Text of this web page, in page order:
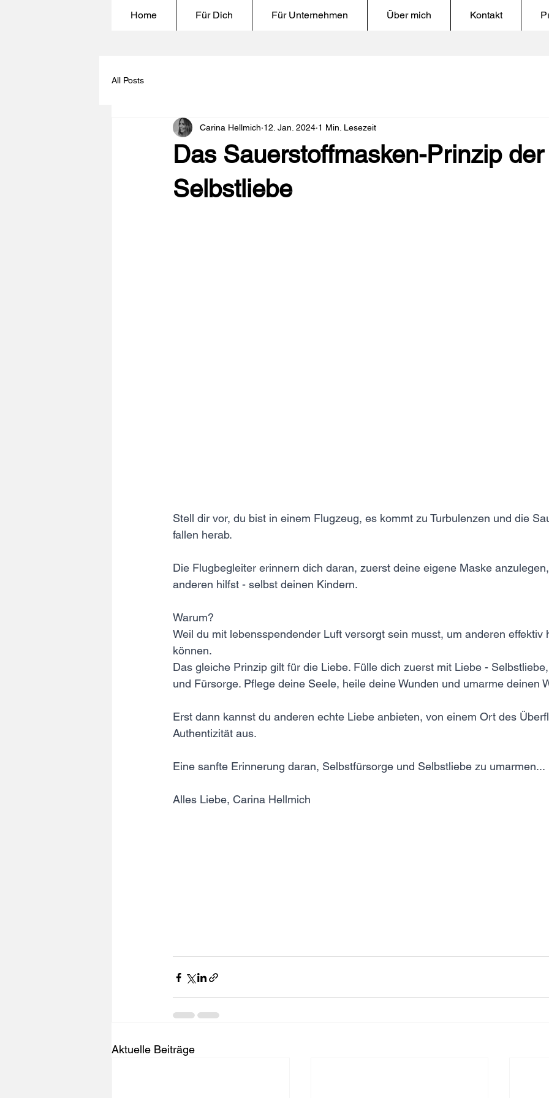
Home Für Dich Für Unternehmen Über mich Kontakt
All Posts
Das Sauerstoffmasken-Prinzip der
Selbstliebe
Carina Hellmich 12. Jan. 2024 1 Min. Lesezeit
Stell dir vor, du bist in einem Flugzeug, es kommt zu Turbulenzen und die
fallen herab.
Die Flugbegleiter erinnern dich daran, zuerst deine eigene Maske
anderen hilfst - selbst deinen Kindern.
Warum?
Weil du mit lebensspendender Luft versorgt sein musst, um anderen effektiv
können.
Das gleiche Prinzip gilt für die Liebe. Fülle dich zuerst mit Liebe -
und Fürsorge. Pflege deine Seele, heile deine Wunden und umarme deinen
Erst dann kannst du anderen echte Liebe anbieten, von einem Ort des
Authentizität aus.
Eine sanfte Erinnerung daran, Selbstfürsorge und Selbstliebe zu umarmen...
Alles Liebe, Carina Hellmich
Aktuelle Beiträge